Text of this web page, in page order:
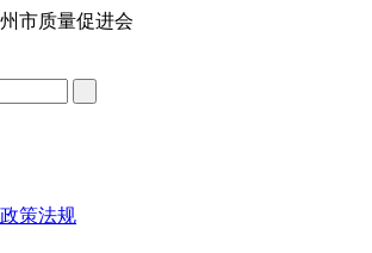
市质量促进会
政策法规